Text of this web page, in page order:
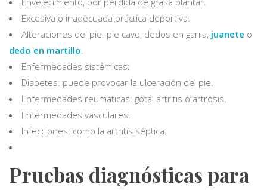
Excesiva o inadecuada práctica deportiva.
Alteraciones del pie: pie cavo, dedos en garra, juanete o
dedo en martillo.
Enfermedades sistémicas:
Diabetes: puede provocar la ulceración del pie.
Enfermedades reumáticas: gota, artritis o artrosis.
Enfermedades vasculares.
Infecciones: como la artritis séptica.
Pruebas diagnósticas para